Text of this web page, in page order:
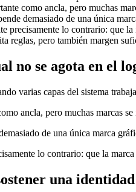
como ancla, pero muchas
demasiado de una única
precisamente lo contrario: que
reglas, pero también margen
no se agota en el
varias capas del sistema
ancla, pero muchas marcas
de una única marca
lo contrario: que la
una